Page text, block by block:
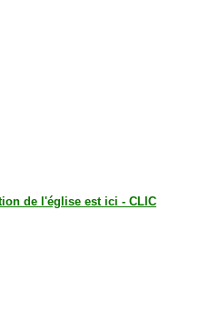
de l'église est ici - CLIC